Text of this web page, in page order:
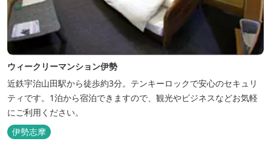
ウィークリーマンション伊勢
近鉄宇治山田駅から徒歩約3分。テンキーロックで安心のセキュリ
ティです。1泊から宿泊できますので、観光やビジネスなどお気軽
にご利用ください。
伊勢志摩